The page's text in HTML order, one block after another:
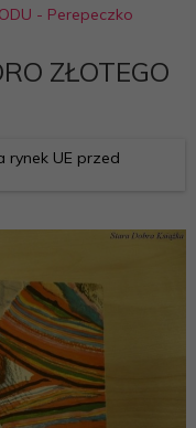
- Perepeczko
ZŁOTEGO
UE przed